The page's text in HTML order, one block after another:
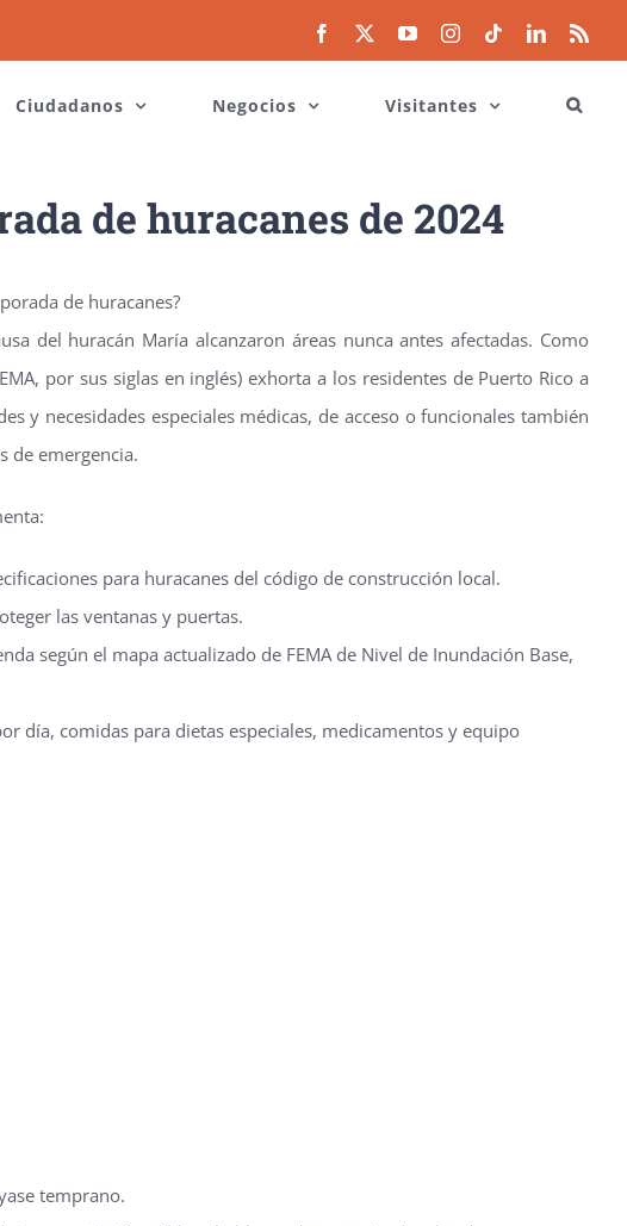
Facebook YouTubeInstagram
TiktokLinkedIn
Ciudadanos Negocios Visitantes
de huracanes de 2024
de huracanes?
del huracán María alcanzaron áreas nunca antes afectadas. Como
por sus siglas en inglés) exhorta a los residentes de Puerto Rico a
y necesidades especiales médicas, de acceso o funcionales también
de emergencia.
para huracanes del código de construcción local.
las ventanas y puertas.
según el mapa actualizado de FEMA de Nivel de Inundación Base,
día, comidas para dietas especiales, medicamentos y equipo
temprano.